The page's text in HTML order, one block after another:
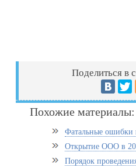
Поделиться в
Похожие материалы:
Фатальные ошибки
Открытие ООО в
Порядок